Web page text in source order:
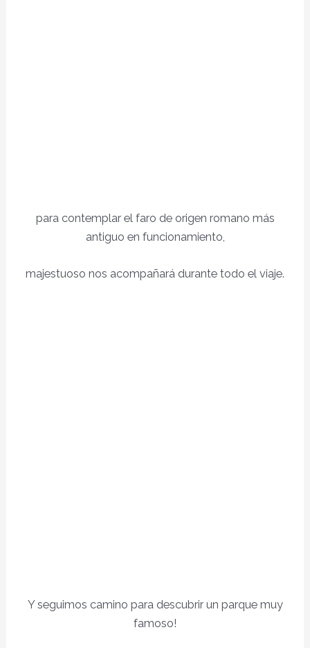
para contemplar el faro de origen romano más
antiguo en funcionamiento,
majestuoso nos acompañará durante todo el viaje.
Y seguimos camino para descubrir un parque muy
famoso!